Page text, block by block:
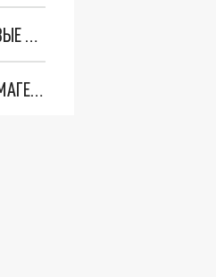
"ОЧЕНЬ ПЛОХИЕ НОВОСТИ": БОЛЬШАЯ ОШИБКА PALANTIR В РОССИИ. СТРАНЫ НАТО ВПЕРВЫЕ ЗА СВО ОСТАНОВИЛИ ПОСТАВКИ ОРУЖИЯ. ВСУ ТЕРЯЮТ ПРИГРАНИЧЬЕ?
ТРИ ГЛАВНЫХ ИНСАЙДА ОБ СВО. ОТМЕНА МОБИЛИЗАЦИИ И ВОЗВРАЩЕНИЕ "ГЕНЕРАЛА АРМАГЕДДОНА"? ОТЛИЧНЫЕ НОВОСТИ, КОТОРЫЕ ЖДАЛИ ВСЕ